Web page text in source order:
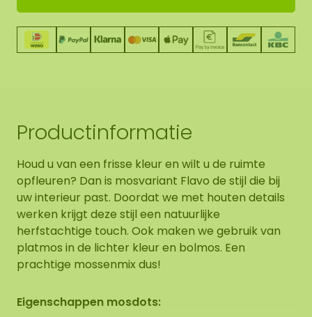
Productinformatie
Houd u van een frisse kleur en wilt u de ruimte
opfleuren? Dan is mosvariant Flavo de stijl die bij
uw interieur past. Doordat we met houten details
werken krijgt deze stijl een natuurlijke
herfstachtige touch. Ook maken we gebruik van
platmos in de lichter kleur en bolmos. Een
prachtige mossenmix dus!
Eigenschappen mosdots: